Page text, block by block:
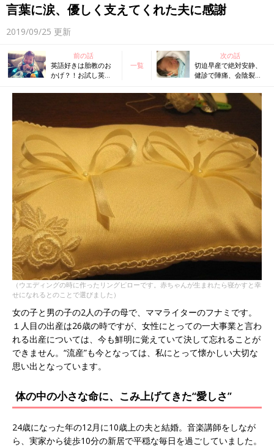
言葉に涙、優しく支えてくれた夫に感謝
2019/09/25 更新
前の話
英語好きは胎教のお
かげ？！お試し英語
親子で楽しむ！
一覧
次の話
切迫早産で絶対安静、
健診で陣痛、会陰裂
りの私の妊娠出産体験
（ウエディングの時に作ったリングピローです。赤ちゃんが生まれたら寝かすと幸
せになれるとのことで選びました）
女の子と男の子の2人の子の母で、ママライターのフナミです。
１人目の出産は26歳の時ですが、女性にとっての一大事業と言わ
れる出産については、今も鮮明に覚えていて決して忘れることが
できません。“流産”も今となっては、私にとって懐かしい大切な
思い出となっています。
体の中の小さな命に、こみ上げてきた“愛しさ”
24歳になった年の12月に10歳上の夫と結婚。音楽講師をしなが
ら、実家から徒歩10分の新居で平穏な毎日を過ごしていました。